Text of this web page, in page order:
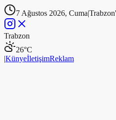
7 Ağustos 2026, Cuma|
Trabzon
26°C
|KünyeİletişimReklam